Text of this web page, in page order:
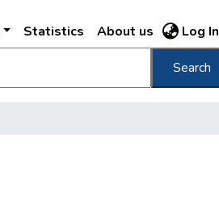
Statistics About us Log In
Search